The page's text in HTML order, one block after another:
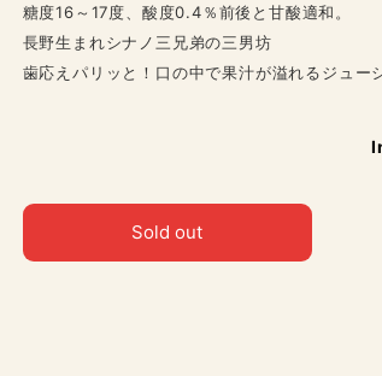
糖度16～17度、酸度0.4％前後と甘酸適和。
長野生まれシナノ三兄弟の三男坊
歯応えパリッと！口の中で果汁が溢れるジュー
Sold out